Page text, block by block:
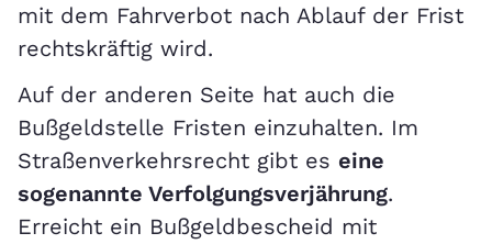
mit dem Fahrverbot nach Ablauf der Frist
rechtskräftig wird.
Auf der anderen Seite hat auch die
Bußgeldstelle Fristen einzuhalten. Im
Straßenverkehrsrecht gibt es eine
sogenannte Verfolgungsverjährung.
Erreicht ein Bußgeldbescheid mit